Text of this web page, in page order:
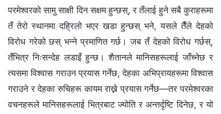
परमेश्‍वरको सामु साक्षी दिन सक्षम हुन्छस्, र तँलाई हुने सबै कुराहरूमा
तँ तेरो स्थानमा दह्रिलो भएर खडा हुन्छस् भने, यसले तैँले देहको
विरोध गरेको छस् भन्‍ने प्रमाणित गर्छ। जब तँ देहको विरोध गर्छस्,
तँभित्र निःसन्देह लडाइँ हुन्छ। शैतानले मानिसहरूलाई जाँच्‍नेछ र
त्यसमा विश्‍वास गराउन प्रयास गर्नेछ, देहका अभिप्रायहरूमा विश्‍वास
गराउने र देहका रुचिहरू कायम राख्ने प्रयास गर्नेछ—तर परमेश्‍वरका
वचनहरूले मानिसहरूलाई भित्रबाट ज्योति र अन्तर्दृष्टि दिनेछ, र यो